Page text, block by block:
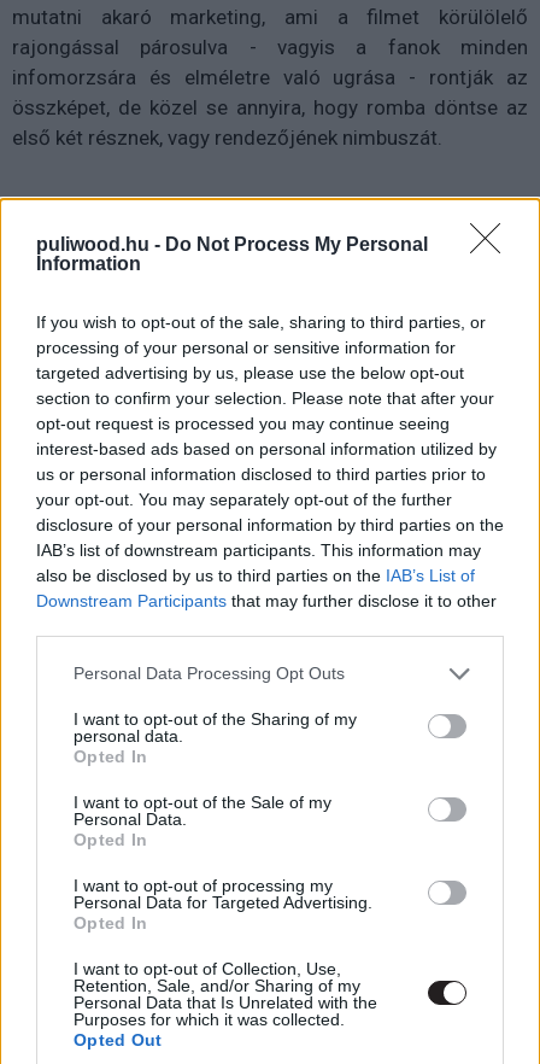
puliwood.hu - Do Not Process My Personal
Information
If you wish to opt-out of the sale, sharing to third parties, or
processing of your personal or sensitive information for
targeted advertising by us, please use the below opt-out
section to confirm your selection. Please note that after your
opt-out request is processed you may continue seeing
interest-based ads based on personal information utilized by
us or personal information disclosed to third parties prior to
your opt-out. You may separately opt-out of the further
disclosure of your personal information by third parties on the
IAB’s list of downstream participants. This information may
also be disclosed by us to third parties on the IAB’s List of
Downstream Participants that may further disclose it to other
Please note that this website/app uses one or more Google
not limited to your visit or usage behaviour. You may click to
grant or deny consent to Google and its third-party tags to
use your data for below specified purposes in below Google
consent section.
Personal Data Processing Opt Outs
I want to opt-out of the Sharing of my
personal data.
Opted In
I want to opt-out of the Sale of my
Personal Data.
Opted In
I want to opt-out of processing my
Personal Data for Targeted Advertising.
Opted In
I want to opt-out of Collection, Use,
Retention, Sale, and/or Sharing of my
Personal Data that Is Unrelated with the
Purposes for which it was collected.
Opted Out
mutatni akaró marketing, ami a filmet körülölelő
rajongással párosulva - vagyis a fanok minden
infomorzsára és elméletre való ugrása - rontják az
összképet, de közel se annyira, hogy romba döntse az
első két résznek, vagy rendezőjének nimbuszát.
A filmtörténelem híres trilógiáiban általában a második
birodalom visszavág, Terminátor 2, Keresztapa 2
ebbe a köpenyes igazságosztó hármasa is tökéletesen
illeszkedik.Ez pedig nagyon egyszerű oka van. A második
rész mentesül mind a világ szabályainak
megismertetése, az alapvető karakterek bemutatása,
mind pedig a lezárás kényszerű súlya alól, így sokkal
jobban tudnak a karakterekre, a történetre koncentrálni,
esetleg egy-egy bátrabb döntést meghozni, amire az
esetleges folytatásokban adhatnak magyarázatot. (Bele
se merek gondolni mennyi vita folyhatott le annak idején
Darth Vader vallomásának igazságtartalmával
kapcsolatbanA Jedi visszatérig.) Nolan ettől
függetlenül igyekezett egy az önálló lábán is megálló
az a közel 3 óra), sem pedig a saját grandiozitása alatt
nem rogyik össze, és a rendező végülis célt ért, csak az
arányokat harmadjára már neki sem sikerült belőnie.